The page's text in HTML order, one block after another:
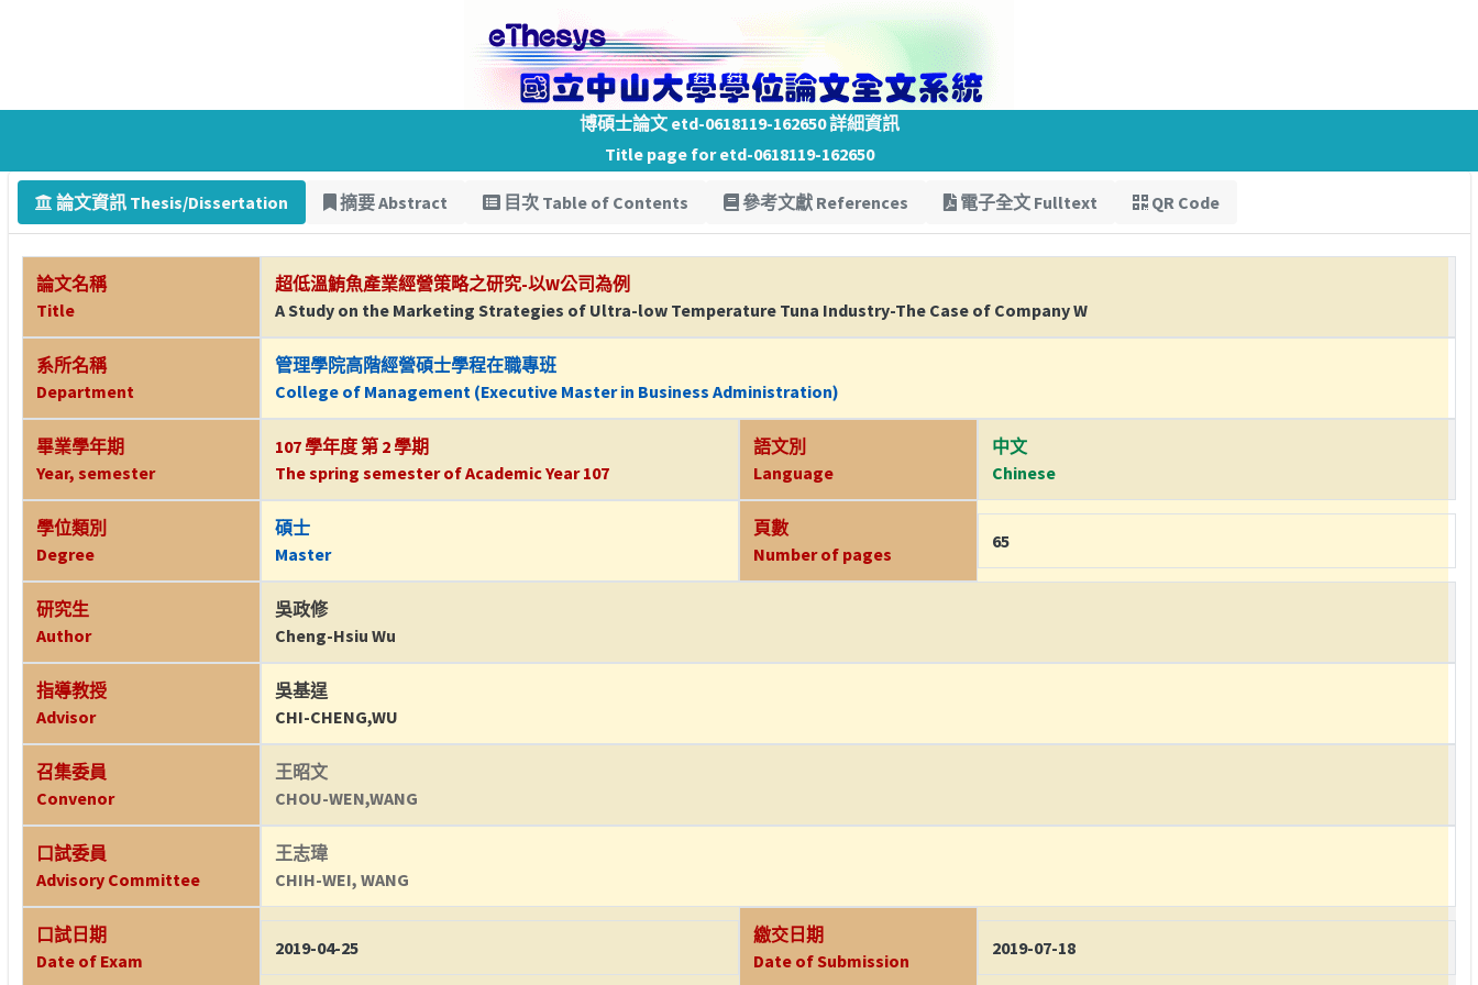
博碩士論文 etd-0618119-162650 詳細資訊
Title page for etd-0618119-162650
論文資訊 Thesis/Dissertation 摘要 Abstract 目次 Table of Contents 參考文獻 References 電子全文 Fulltext QR Code
論文名稱
Title
超低溫鮪魚產業經營策略之研究-以W公司為例
A Study on the Marketing Strategies of Ultra-low Temperature Tuna Industry-The Case of Company W
系所名稱
Department
管理學院高階經營碩士學程在職專班
College of Management (Executive Master in Business Administration)
畢業學年期
Year, semester
107 學年度 第 2 學期
The spring semester of Academic Year 107
語文別
Language
中文
Chinese
學位類別
Degree
碩士
Master
頁數
Number of pages
65
研究生
Author
吳政修
Cheng-Hsiu Wu
指導教授
Advisor
吳基逞
CHI-CHENG,WU
召集委員
Convenor
王昭文
CHOU-WEN,WANG
口試委員
Advisory Committee
王志瑋
CHIH-WEI, WANG
口試日期
Date of Exam
2019-04-25
繳交日期
Date of Submission
2019-07-18